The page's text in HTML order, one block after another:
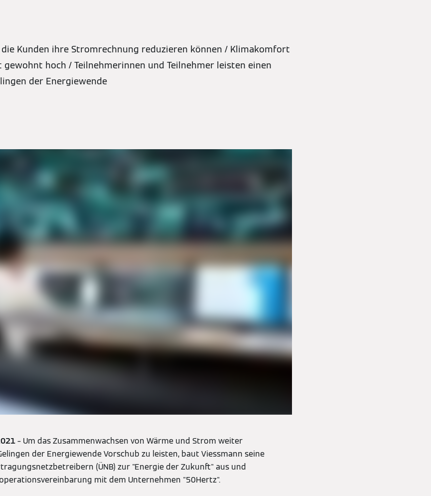
Kunden ihre Stromrechnung reduzieren können / Klimakomfort
hoch / Teilnehmerinnen und Teilnehmer leisten einen
der Energiewende
– Um das Zusammenwachsen von Wärme und Strom weiter
der Energiewende Vorschub zu leisten, baut Viessmann seine
(ÜNB) zur "Energie der Zukunft" aus und
mit dem Unternehmen "50Hertz".